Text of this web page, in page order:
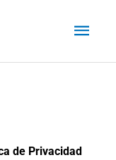
de Privacidad